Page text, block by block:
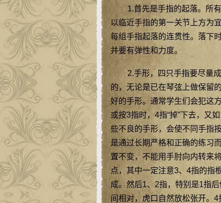
1.首先是手指的起落。所
以临近手指的第一关节上方为
每组手指起落的连贯性。落下
并要有弹性和力度。
2.手形，四只手指要尽量
的，无论是已在琴弦上做保留
好的手形。通常学生们会犯这
或按3指时，4指“掉”下去，又
些不良的手形，会使不同手指
是通过长期严格和正确的练习
置不变，不能用手肘向内转来
点，其中一定注意3、4指的指
成。然后1、2指，特别是1指
间相对，虎口自然放松张开。